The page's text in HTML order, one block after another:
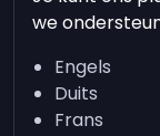
we
Engels
Duits
Frans